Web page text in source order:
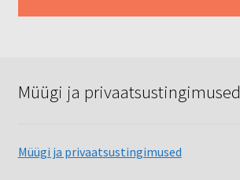
Müügi ja privaatsustingimused
Müügi ja privaatsustingimused